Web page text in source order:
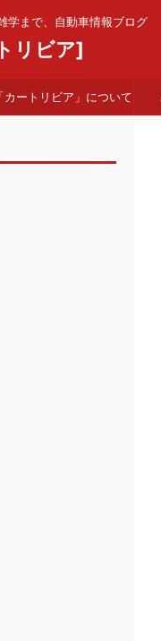
学まで、自動車情報ブログ
リビア]
「カートリビア」について